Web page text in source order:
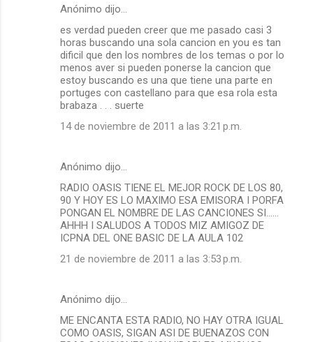
Anónimo dijo…
es verdad pueden creer que me pasado casi 3
horas buscando una sola cancion en you es tan
dificil que den los nombres de los temas o por lo
menos aver si pueden ponerse la cancion que
estoy buscando es una que tiene una parte en
portuges con castellano para que esa rola esta
brabaza . . . suerte
14 de noviembre de 2011 a las 3:21 p.m.
Anónimo dijo…
RADIO OASIS TIENE EL MEJOR ROCK DE LOS 80,
90 Y HOY ES LO MAXIMO ESA EMISORA I PORFA
PONGAN EL NOMBRE DE LAS CANCIONES SI......
AHHH I SALUDOS A TODOS MIZ AMIGOZ DE
ICPNA DEL ONE BASIC DE LA AULA 102
21 de noviembre de 2011 a las 3:53 p.m.
Anónimo dijo…
ME ENCANTA ESTA RADIO, NO HAY OTRA IGUAL
COMO OASIS, SIGAN ASI DE BUENAZOS CON